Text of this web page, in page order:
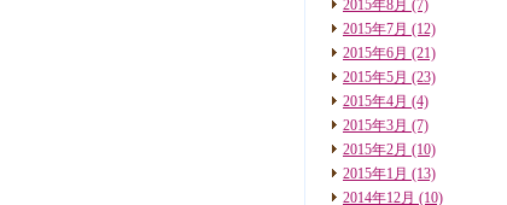
2015年8月 (7)
2015年7月 (12)
2015年6月 (21)
2015年5月 (23)
2015年4月 (4)
2015年3月 (7)
2015年2月 (10)
2015年1月 (13)
2014年12月 (10)